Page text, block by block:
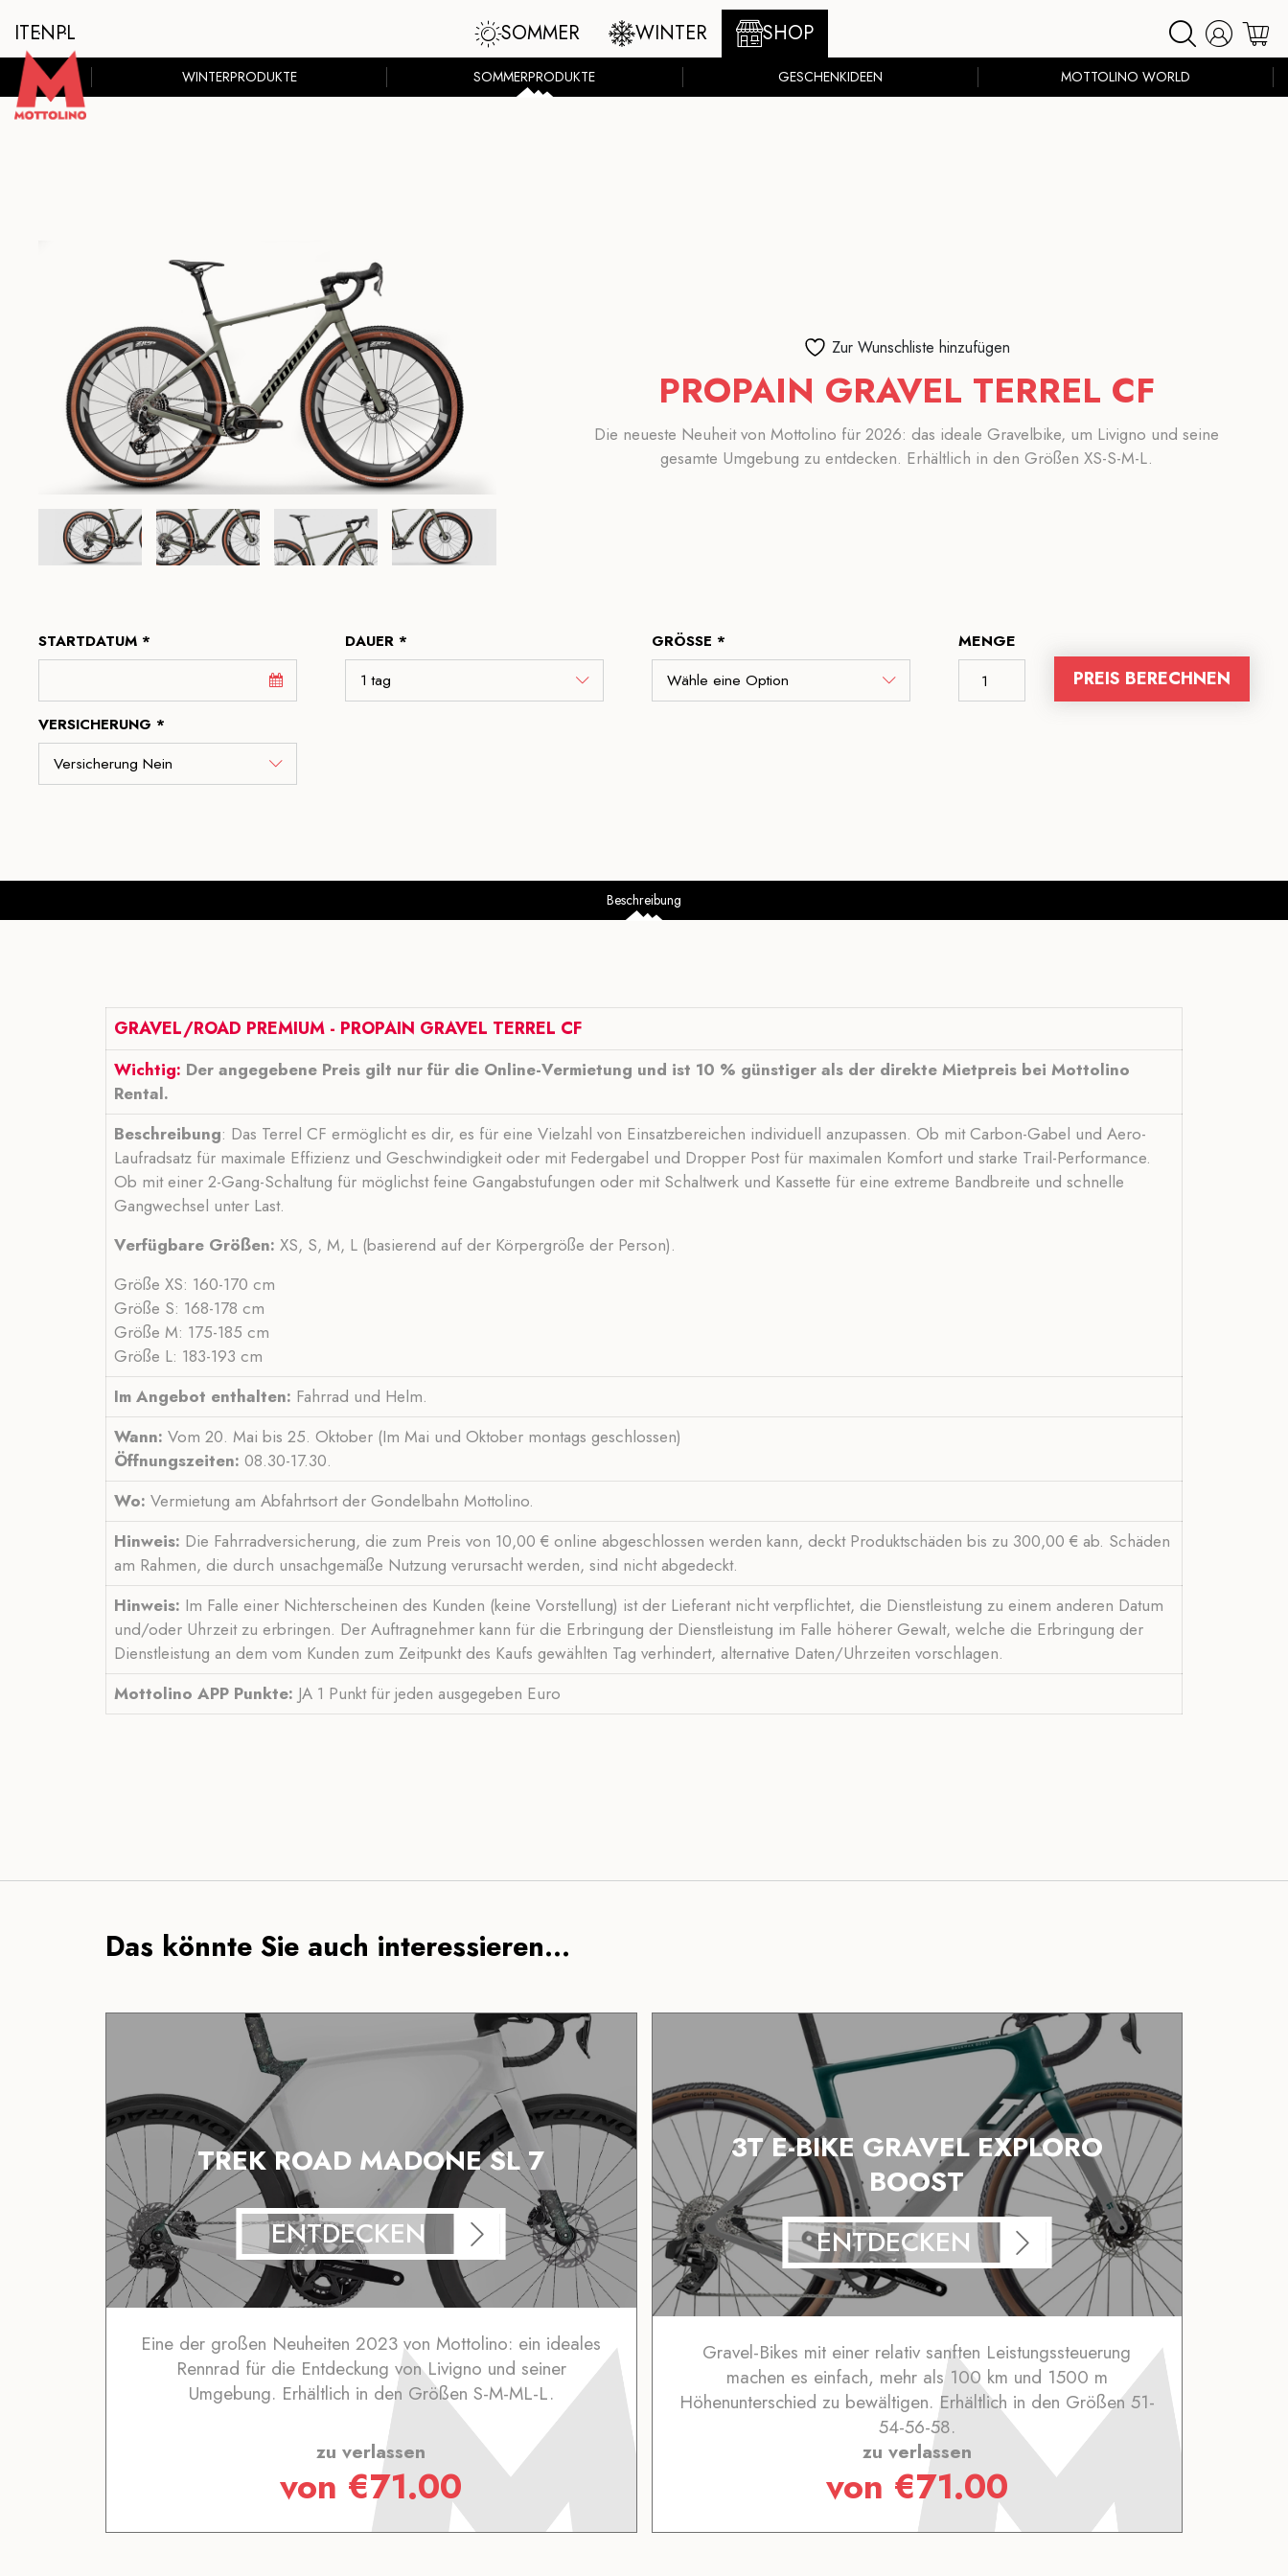
SOMMER WINTER SHOP
ITENPL
WINTERPRODUKTE SOMMERPRODUKTE GESCHENKIDEEN MOTTOLINO WORLD
Zur Wunschliste hinzufügen
PROPAIN GRAVEL TERREL CF
Die neueste Neuheit von Mottolino für 2026: das ideale Gravelbike, um Livigno und seine
gesamte Umgebung zu entdecken. Erhältlich in den Größen XS-S-M-L.
STARTDATUM * DAUER * GRÖSSE *
VERSICHERUNG *
MENGE
PREIS BERECHNEN
Beschreibung
GRAVEL/ROAD PREMIUM - PROPAIN GRAVEL TERREL CF
Wichtig: Der angegebene Preis gilt nur für die Online-Vermietung und ist 10 % günstiger als der direkte Mietpreis bei Mottolino
Rental.
Beschreibung: Das Terrel CF ermöglicht es dir, es für eine Vielzahl von Einsatzbereichen individuell anzupassen. Ob mit Carbon-Gabel und Aero-
Laufradsatz für maximale Effizienz und Geschwindigkeit oder mit Federgabel und Dropper Post für maximalen Komfort und starke Trail-Performance.
Ob mit einer 2-Gang-Schaltung für möglichst feine Gangabstufungen oder mit Schaltwerk und Kassette für eine extreme Bandbreite und schnelle
Gangwechsel unter Last.
Verfügbare Größen: XS, S, M, L (basierend auf der Körpergröße der Person).
Größe XS: 160-170 cm
Größe S: 168-178 cm
Größe M: 175-185 cm
Größe L: 183-193 cm
Im Angebot enthalten: Fahrrad und Helm.
Wann: Vom 20. Mai bis 25. Oktober (Im Mai und Oktober montags geschlossen)
Öffnungszeiten: 08.30-17.30.
Wo: Vermietung am Abfahrtsort der Gondelbahn Mottolino.
Hinweis: Die Fahrradversicherung, die zum Preis von 10,00 € online abgeschlossen werden kann, deckt Produktschäden bis zu 300,00 € ab. Schäden
am Rahmen, die durch unsachgemäße Nutzung verursacht werden, sind nicht abgedeckt.
Hinweis: Im Falle einer Nichterscheinen des Kunden (keine Vorstellung) ist der Lieferant nicht verpflichtet, die Dienstleistung zu einem anderen Datum
und/oder Uhrzeit zu erbringen. Der Auftragnehmer kann für die Erbringung der Dienstleistung im Falle höherer Gewalt, welche die Erbringung der
Dienstleistung an dem vom Kunden zum Zeitpunkt des Kaufs gewählten Tag verhindert, alternative Daten/Uhrzeiten vorschlagen.
Mottolino APP Punkte: JA 1 Punkt für jeden ausgegeben Euro
Das könnte Sie auch interessieren...
TREK ROAD MADONE SL 7
ENTDECKEN
Eine der großen Neuheiten 2023 von Mottolino: ein ideales
Rennrad für die Entdeckung von Livigno und seiner
Umgebung. Erhältlich in den Größen S-M-ML-L.
zu verlassen
von €71.00
3T E-BIKE GRAVEL EXPLORO
BOOST
ENTDECKEN
Gravel-Bikes mit einer relativ sanften Leistungssteuerung
machen es einfach, mehr als 100 km und 1500 m
Höhenunterschied zu bewältigen. Erhältlich in den Größen 51-
54-56-58.
zu verlassen
von €71.00